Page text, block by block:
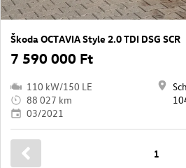
Škoda OCTAVIA Style 2.0 TDI DSG SCR
7 590 000 Ft
110 kW/150 LE
88 027 km
03/2021
1